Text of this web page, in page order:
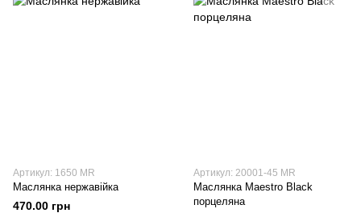
Артикул: 1650 MR
Маслянка нержавійка
470.00 грн
Артикул: 20001-45 MR
Маслянка Maestro Black
порцеляна